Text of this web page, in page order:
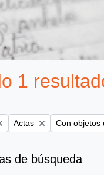
1
Remove filter:
Actas Remove
Con objetos
de búsqueda